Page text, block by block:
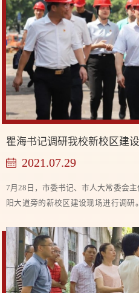
瞿海书记调研我校新校区建
2021.07.29
7月28日，市委书记、市人大常委会
阳大道旁的新校区建设现场进行调研
级巡视员邓正安，市教育局、市城投公